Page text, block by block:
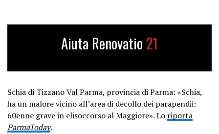
Aiuta Renovatio 21
Schia di Tizzano Val Parma, provincia di Parma: «Schia,
ha un malore vicino all’area di decollo dei parapendii:
60enne grave in elisoccorso al Maggiore». Lo riporta
ParmaToday.